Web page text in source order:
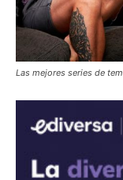
Las mejores series de